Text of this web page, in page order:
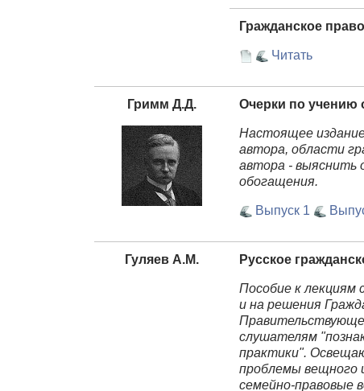
Гражданское
Читать
Гримм Д.Д. Очерки по учению
Настоящее
автора, области
автора - выяснить
обогащения.
Выпуск 1
Гуляев A.M. Русское
Пособие к лекциям
и на решения
слушателям
практики".
проблемы вещного
семейно-правовые